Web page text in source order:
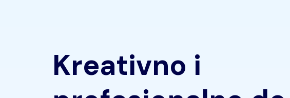
Kreativno i